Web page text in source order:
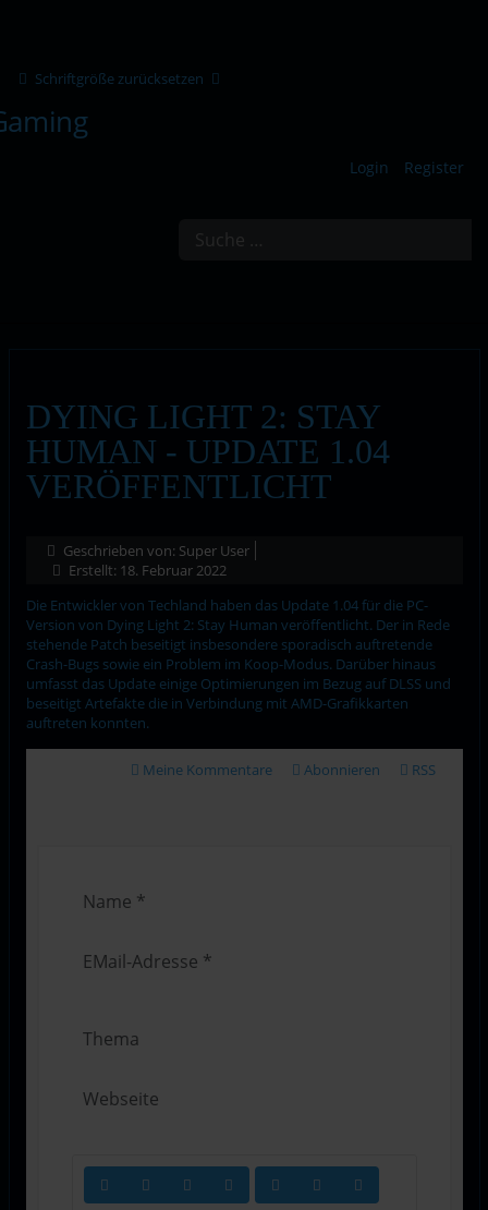
Schriftgröße zurücksetzen
Login Register
DYING LIGHT 2: STAY
HUMAN - UPDATE 1.04
VERÖFFENTLICHT
Geschrieben von: Super User
Erstellt: 18. Februar 2022
Die Entwickler von Techland haben das Update 1.04 für die PC-
Version von Dying Light 2: Stay Human veröffentlicht. Der in Rede
stehende Patch beseitigt insbesondere sporadisch auftretende
Crash-Bugs sowie ein Problem im Koop-Modus. Darüber hinaus
umfasst das Update einige Optimierungen im Bezug auf DLSS und
beseitigt Artefakte die in Verbindung mit AMD-Grafikkarten
auftreten konnten.
Meine Kommentare Abonnieren RSS